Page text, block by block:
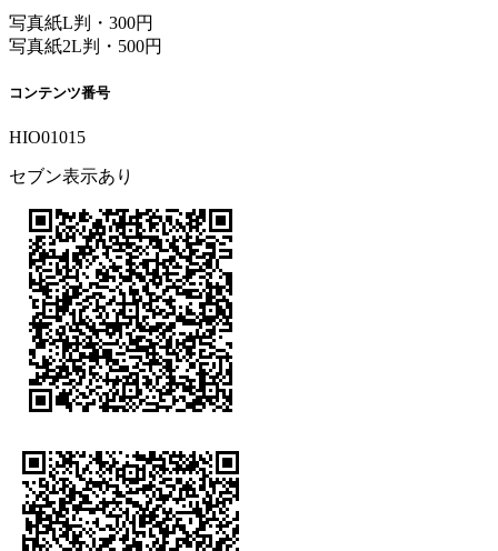
写真紙L判・300円
写真紙2L判・500円
コンテンツ番号
HIO01015
セブン表示あり